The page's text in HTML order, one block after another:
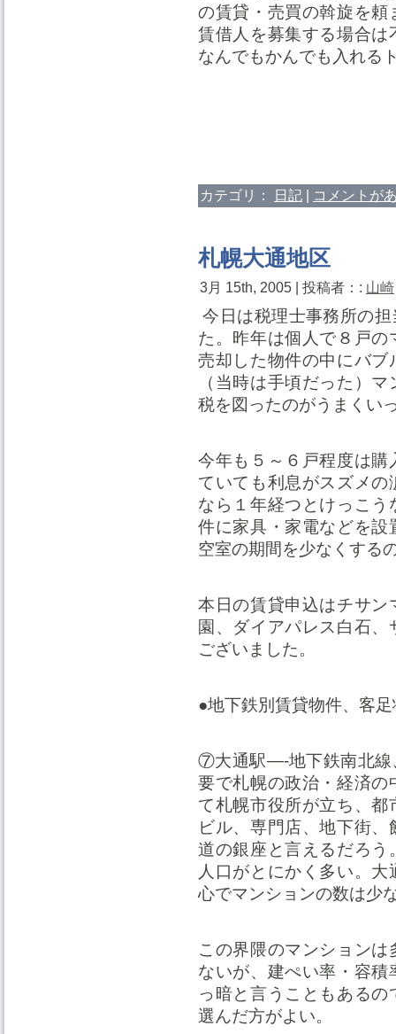
の賃貸・売買の斡旋を
賃借人を募集する場合
なんでもかんでも入れる
カテゴリ： 日記 コメントが
札幌大通地区
3月 15th, 2005 | 投稿者：: 山崎
今日は税理士事務所の
た。昨年は個人で８戸
売却した物件の中にバ
（当時は手頃だった）
税を図ったのがうまくい
今年も５～６戸程度は
ていても利息がスズメ
なら１年経つとけっこ
件に家具・家電などを
空室の期間を少なくする
本日の賃貸申込はチサ
園、ダイアパレス白石
ございました。
●地下鉄別賃貸物件、客
⑦大通駅—-地下鉄南北線
要で札幌の政治・経済
て札幌市役所が立ち、
ビル、専門店、地下街
道の銀座と言えるだろ
人口がとにかく多い。
心でマンションの数は少
この界隈のマンション
ないが、建ぺい率・容
っ暗と言うこともある
選んだ方がよい。